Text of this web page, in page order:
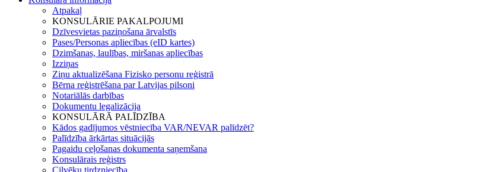
Atpakaļ
KONSULĀRIE PAKALPOJUMI
Dzīvesvietas paziņošana ārvalstīs
Pases/Personas apliecības (eID kartes)
Dzimšanas, laulības, miršanas apliecības
Izziņas
Ziņu aktualizēšana Fizisko personu reģistrā
Bērna reģistrēšana par Latvijas pilsoni
Notariālās darbības
Dokumentu legalizācija
KONSULĀRĀ PALĪDZĪBA
Kādos gadījumos vēstniecība VAR/NEVAR palīdzēt?
Palīdzība ārkārtas situācijās
Pagaidu ceļošanas dokumenta saņemšana
Konsulārais reģistrs
Cilvēku tirdzniecība